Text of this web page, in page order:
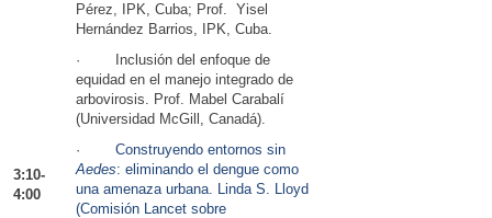
3:10-
4:00
Pérez, IPK, Cuba; Prof. Yisel
Hernández Barrios, IPK, Cuba.
· Inclusión del enfoque de
equidad en el manejo integrado de
arbovirosis. Prof. Mabel Carabalí
(Universidad McGill, Canadá).
· Construyendo entornos sin
Aedes: eliminando el dengue como
una amenaza urbana. Linda S. Lloyd
(Comisión Lancet sobre